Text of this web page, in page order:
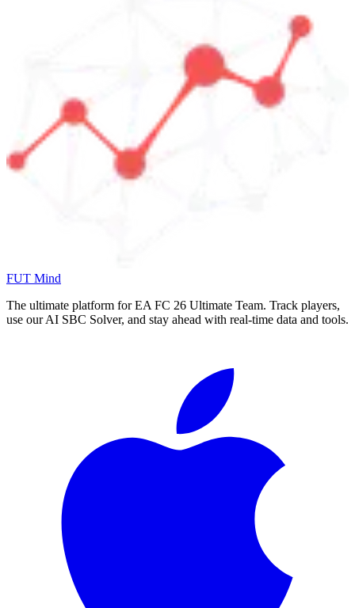
FUT Mind
The ultimate platform for EA FC 26 Ultimate Team. Track players,
use our AI SBC Solver, and stay ahead with real-time data and tools.